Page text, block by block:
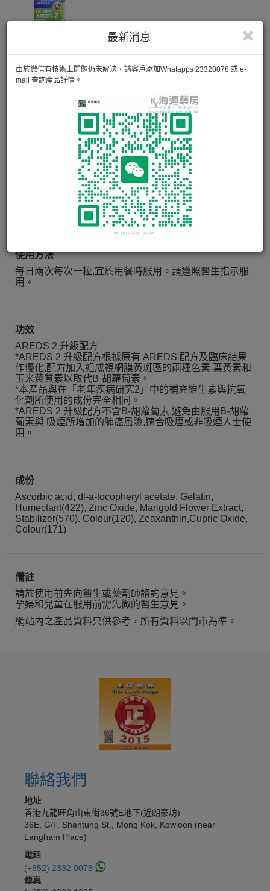
最新消息
由於微信有技術上問題仍未解決，請客戶添加Whatapps 23320078 或 e-
mail 查詢產品詳情。
博士倫特效博視康維生素 Bausch
& Lomb Ocuvite Areds 2
「老年眼疾研究2」(AREDS 2)是由美國國家眼科研究所
(NEI)完成長達五年. . . . . .
使用方法
每日兩次每次一粒,宜於用餐時服用。請遵照醫生指示服
用。
功效
AREDS 2 升級配方
*AREDS 2 升級配方根據原有 AREDS 配方及臨床結果
作優化,配方加入組成視網膜黃斑區的兩種色素,葉黃素和
玉米黃質素以取代B-胡蘿蔔素。
*本產品與在「老年疾病研究2」中的補充維生素與抗氧
化劑所使用的成份完全相同。
*AREDS 2 升級配方不含B-胡蘿蔔素,避免由服用B-胡蘿
葡素與 吸煙所增加的肺癌風險,適合吸煙或非吸煙人士使
用。
成份
Ascorbic acid, dl-a-tocopheryl acetate, Gelatin,
Humectant(422), Zinc Oxide, Marigold Flower Extract,
Stabilizer(570). Colour(120), Zeaxanthin,Cupric Oxide,
Colour(171)
備註
請於使用前先向醫生或藥劑師諮詢意見。
孕婦和兒童在服用前需先微的醫生意見。
網站內之產品資料只供參考，所有資料以門市為準。
聯絡我們
地址
香港九龍旺角山東街36號E地下(近朗豪坊)
36E, G/F, Shantung St., Mong Kok, Kowloon (near
Langham Place)
電話
(+852) 2332 0078
傳真